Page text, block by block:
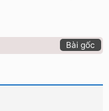
Bài gốc